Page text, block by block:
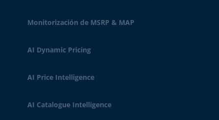
Monitorización de MSRP & MAP
AI Dynamic Pricing
AI Price Intelligence
AI Catalogue Intelligence